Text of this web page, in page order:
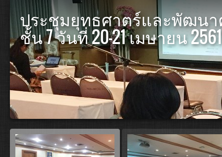
ประชุมยุทธศาตร์และพัฒน
ชั้น 7 วันที่ 20-21 เมษายน 2561